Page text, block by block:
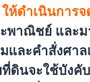
ดำเนินการจ
พาณิชย์ และ
และคำสั่งศา
ดินจะใช้บังคั